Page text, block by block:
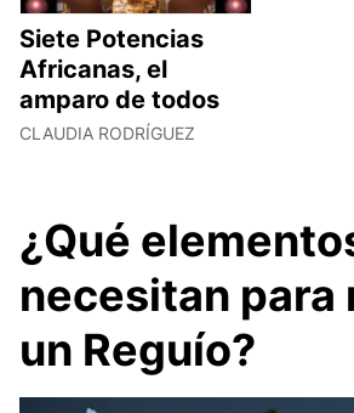
Siete Potencias
Africanas, el
amparo de todos
CLAUDIA RODRÍGUEZ
¿Qué
necesitan para
un Reguío?